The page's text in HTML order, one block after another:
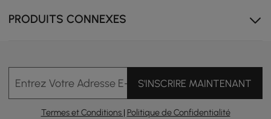
PRODUITS CONNEXES
Entrez Votre Adresse E-mailS'INSCRIRE MAINTENANT
Termes et Conditions | Politique de Confidentialité